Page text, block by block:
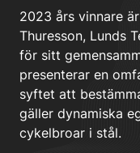
2023 års vinnare
Thuresson, Lunds
för sitt
presenterar en
syftet att
gäller dynamiska
cykelbroar i stål.